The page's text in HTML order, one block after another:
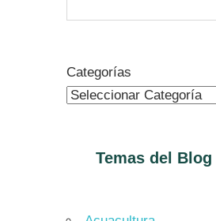
Categorías
Temas del Blog